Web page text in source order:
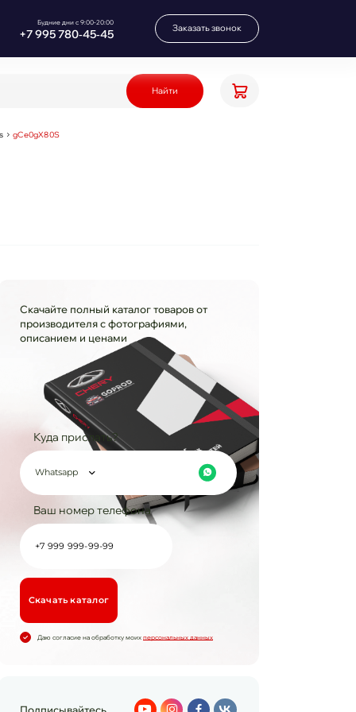
Будние дни с 9:00-20:00
+7 995 780‑45‑45 Заказать звонок
Найти
gCe0gX80S
Скачайте полный каталог товаров от
производителя с фотографиями,
описанием и ценами
Куда прислать?
Whatsapp
Ваш номер телефона
Cкачать каталог
Даю согласие на обработку моих персональных данных
Подписывайтесь